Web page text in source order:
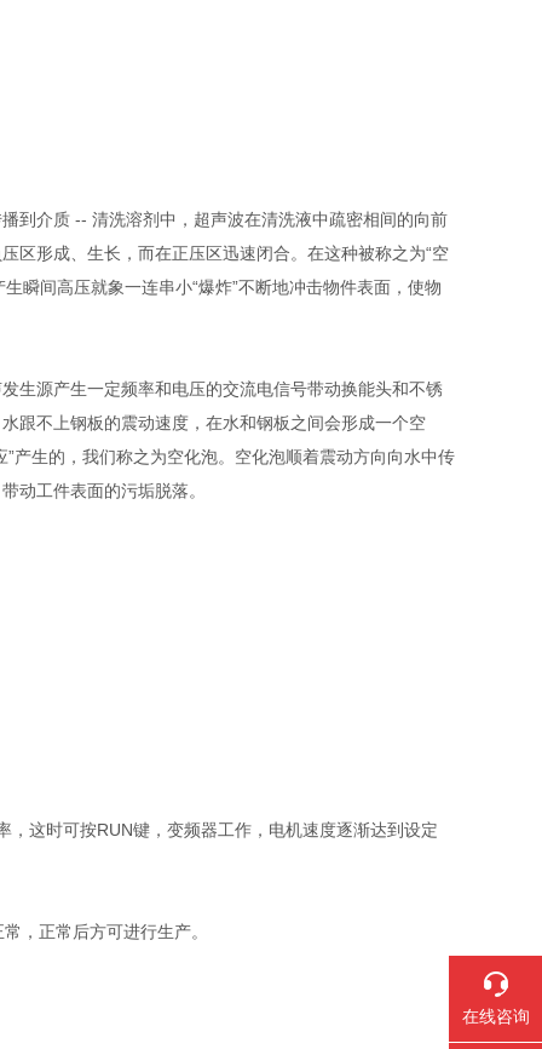
介质 -- 清洗溶剂中，超声波在清洗液中疏密相间的向前
区形成、生长，而在正压区迅速闭合。在这种被称之为“空
瞬间高压就象一连串小“爆炸”不断地冲击物件表面，使物
源产生一定频率和电压的交流电信号带动换能头和不锈
跟不上钢板的震动速度，在水和钢板之间会形成一个空
产生的，我们称之为空化泡。空化泡顺着震动方向向水中传
动工件表面的污垢脱落。
这时可按RUN键，变频器工作，电机速度逐渐达到设定
正常后方可进行生产。
在线咨询